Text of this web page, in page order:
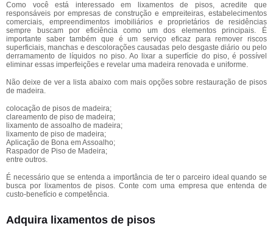
Como você está interessado em lixamentos de pisos, acredite que
responsáveis por empresas de construção e empreiteiras, estabelecimentos
comerciais, empreendimentos imobiliários e proprietários de residências
sempre buscam por eficiência como um dos elementos principais. É
importante saber também que é um serviço eficaz para remover riscos
superficiais, manchas e descolorações causadas pelo desgaste diário ou pelo
derramamento de líquidos no piso. Ao lixar a superfície do piso, é possível
eliminar essas imperfeições e revelar uma madeira renovada e uniforme.
Não deixe de ver a lista abaixo com mais opções sobre restauração de pisos
de madeira.
colocação de pisos de madeira;
clareamento de piso de madeira;
lixamento de assoalho de madeira;
lixamento de piso de madeira;
Aplicação de Bona em Assoalho;
Raspador de Piso de Madeira;
entre outros.
É necessário que se entenda a importância de ter o parceiro ideal quando se
busca por lixamentos de pisos. Conte com uma empresa que entenda de
custo-benefício e competência.
Adquira lixamentos de pisos